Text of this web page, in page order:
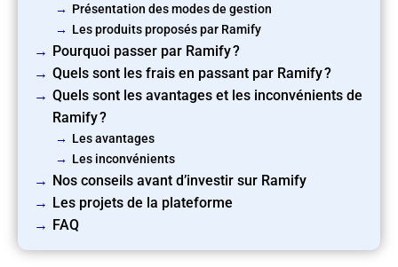
Présentation des modes de gestion
Les produits proposés par Ramify
Pourquoi passer par Ramify ?
Quels sont les frais en passant par Ramify ?
Quels sont les avantages et les inconvénients de
Ramify ?
Les avantages
Les inconvénients
Nos conseils avant d’investir sur Ramify
Les projets de la plateforme
FAQ